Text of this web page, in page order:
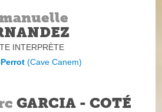
INTERPRÈTE
Perrot(Cave Canem)
GARCIA - COTÉ